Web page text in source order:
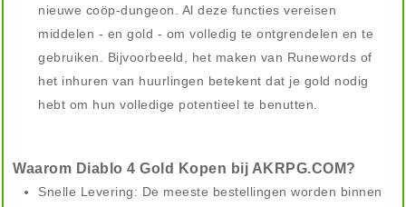
nieuwe coöp-dungeon. Al deze functies vereisen
middelen - en gold - om volledig te ontgrendelen en te
gebruiken. Bijvoorbeeld, het maken van Runewords of
het inhuren van huurlingen betekent dat je gold nodig
hebt om hun volledige potentieel te benutten.
Waarom Diablo 4 Gold Kopen bij AKRPG.COM?
Snelle Levering: De meeste bestellingen worden binnen